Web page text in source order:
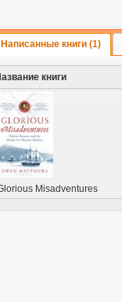
Написанные книги (1)
книги
Misadventures